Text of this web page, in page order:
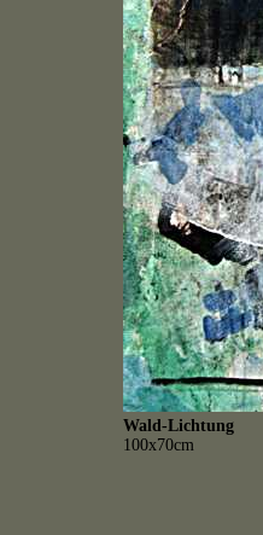
Wald-Lichtung
100x70cm